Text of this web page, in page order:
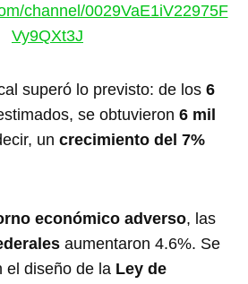
channel/0029VaE1iV22975F
Vy9QXt3J
superó lo previsto: de los6
se obtuvieron6 mil
uncrecimiento del 7%
económico adverso, las
aumentaron 4.6%. Se
el diseño de la Ley de